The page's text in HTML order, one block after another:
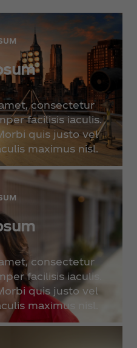
consectetur
facilisis iaculis.
quis justo vel
maximus nisl.
consectetur
facilisis iaculis.
quis justo vel
maximus nisl.